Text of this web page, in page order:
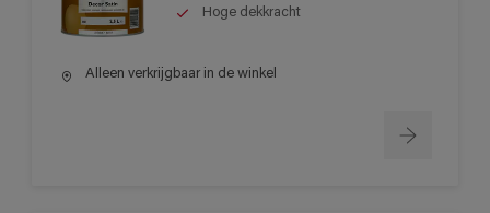
Hoge dekkracht
Alleen verkrijgbaar in de winkel